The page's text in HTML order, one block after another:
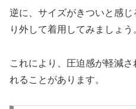
逆に、サイズがきついと感
り外して着用してみましょう
これにより、圧迫感が軽減
れることがあります。